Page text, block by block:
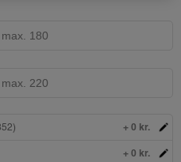
+ 0 kr.
+ 0 kr.